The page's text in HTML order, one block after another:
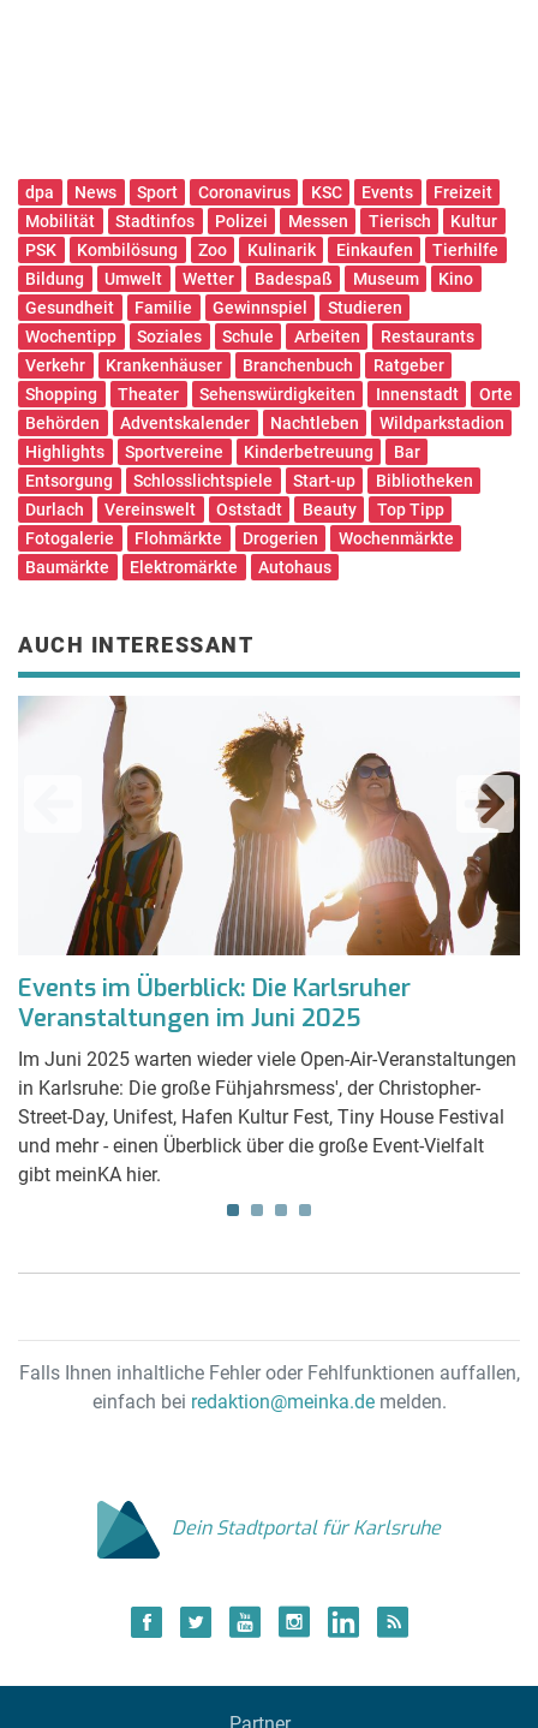
dpa News Sport Coronavirus KSC Events
Freizeit
Mobilität
Stadtinfos Polizei Messen Tierisch
Kultur
PSK
Kombilösung Zoo Kulinarik Einkaufen
Tierhilfe
Bildung
Umwelt Wetter Badespaß Museum
Kino
Gesundheit
Familie Gewinnspiel
Studieren
Wochentipp
Soziales Schule Arbeiten
Restaurants
Verkehr
Krankenhäuser Branchenbuch
Ratgeber
Shopping
Theater Sehenswürdigkeiten Innenstadt
Orte
Behörden
Adventskalender Nachtleben
Wildparkstadion
Highlights
Sportvereine Kinderbetreuung
Bar
Entsorgung
Schlosslichtspiele Start-up
Bibliotheken
Durlach
Vereinswelt Oststadt Beauty
Top Tipp
Fotogalerie
Flohmärkte Drogerien
Wochenmärkte
Baumärkte
Elektromärkte Autohaus
AUCH INTERESSANT
Events im Überblick: Die Karlsruher
Veranstaltungen im Juni 2025
Im Juni 2025 warten wieder viele Open-Air-Veranstaltungen
in Karlsruhe: Die große Fühjahrsmess', der Christopher-
Street-Day, Unifest, Hafen Kultur Fest, Tiny House Festival
und mehr - einen Überblick über die große Event-Vielfalt
gibt meinKA hier.
Falls Ihnen inhaltliche Fehler oder Fehlfunktionen auffallen,
einfach bei redaktion@meinka.demelden.
Dein Stadtportal für Karlsruhe
Partner